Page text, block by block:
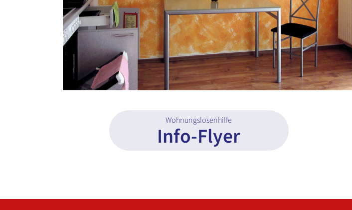
Wohnungslosenhilfe
Info-Flyer